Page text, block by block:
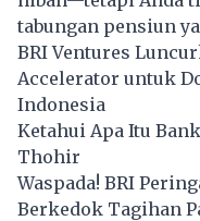
tabungan pensiun
BRI Ventures
Accelerator untuk
Indonesia
Ketahui Apa Itu
Thohir
Waspada! BRI
Berkedok Tagihan